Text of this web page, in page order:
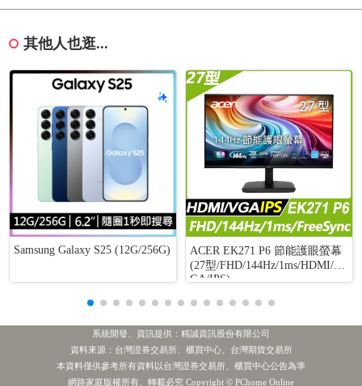
其他人也逛...
Samsung Galaxy S25 (12G/256G)
ACER EK271 P6 節能護眼螢幕
(27型/FHD/144Hz/1ms/HDMI/V
GA/IPS)
系統開發、資訊提供：精誠資訊股份有限公司
資料來源：台灣證券交易所、櫃買中心、台灣期貨交易所
本資料僅供參考所有資料以台灣證券交易所、櫃買中心公告為準
網路家庭版權所有、轉載必究 Copyright © PChome Online